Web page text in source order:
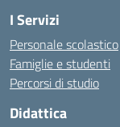
I Servizi
Personale scolastico
Famiglie e studenti
Percorsi di studio
Didattica